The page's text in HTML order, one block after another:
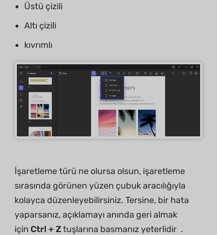
Üstü çizili
Altı çizili
kıvrımlı
İşaretleme türü ne olursa olsun, işaretleme
sırasında görünen yüzen çubuk aracılığıyla
kolayca düzenleyebilirsiniz. Tersine, bir hata
yaparsanız, açıklamayı anında geri almak
için Ctrl + Ztuşlarına basmanız yeterlidir .